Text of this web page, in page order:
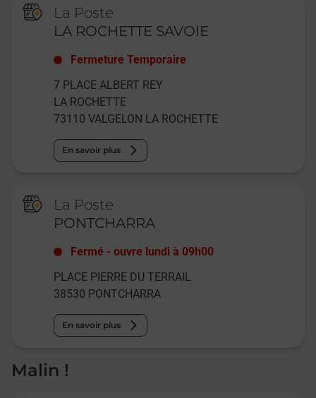
La Poste
LA ROCHETTE SAVOIE
Fermeture Temporaire
7 PLACE ALBERT REY
LA ROCHETTE
73110 VALGELON LA ROCHETTE
En savoir plus
La Poste
PONTCHARRA
Fermé -ouvre lundi à 09h00
PLACE PIERRE DU TERRAIL
38530 PONTCHARRA
En savoir plus
Malin !